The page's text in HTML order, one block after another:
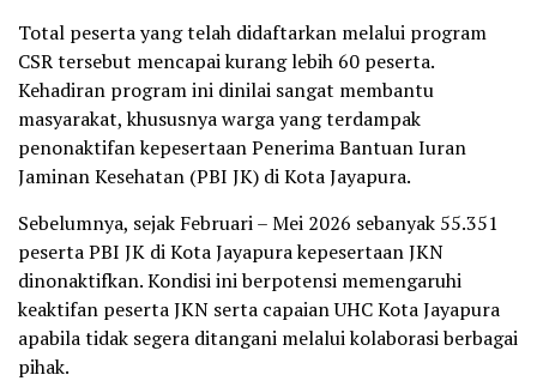
Total peserta yang telah didaftarkan melalui program
CSR tersebut mencapai kurang lebih 60 peserta.
Kehadiran program ini dinilai sangat membantu
masyarakat, khususnya warga yang terdampak
penonaktifan kepesertaan Penerima Bantuan Iuran
Jaminan Kesehatan (PBI JK) di Kota Jayapura.
Sebelumnya, sejak Februari – Mei 2026 sebanyak 55.351
peserta PBI JK di Kota Jayapura kepesertaan JKN
dinonaktifkan. Kondisi ini berpotensi memengaruhi
keaktifan peserta JKN serta capaian UHC Kota Jayapura
apabila tidak segera ditangani melalui kolaborasi berbagai
pihak.